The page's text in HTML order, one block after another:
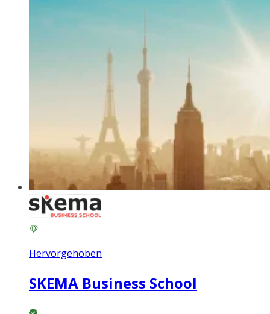
Hervorgehoben
SKEMA Business School